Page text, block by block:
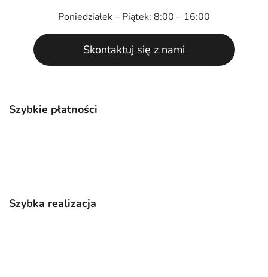
Szybkie płatności
Szybka realizacja
Poniedziałek – Piątek: 8:00 – 16:00
Skontaktuj się z nami